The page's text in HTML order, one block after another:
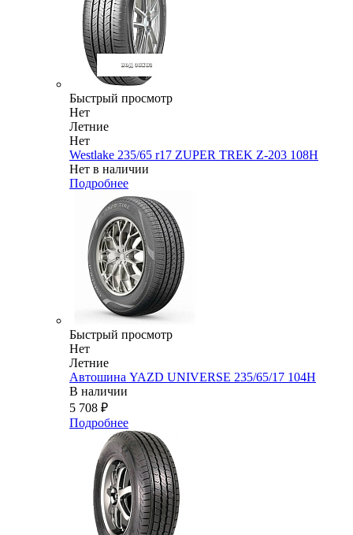
Быстрый просмотр
Нет
Летние
Нет
Westlake 235/65 r17 ZUPER TREK Z-203 108H
Нет в наличии
Подробнее
Быстрый просмотр
Нет
Летние
Автошина YAZD UNIVERSE 235/65/17 104H
В наличии
5 708 ₽
Подробнее